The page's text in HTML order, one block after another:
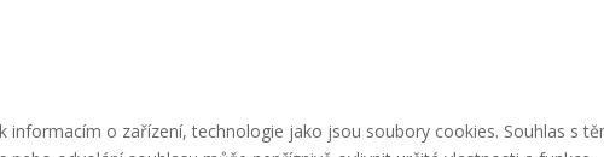
o zařízení, technologie jako jsou soubory cookies. Souhlas s